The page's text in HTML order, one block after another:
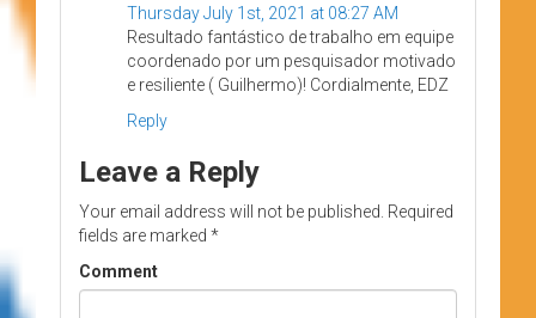
Thursday July 1st, 2021 at 08:27 AM
Resultado fantástico de trabalho em equipe
coordenado por um pesquisador motivado
e resiliente ( Guilhermo)! Cordialmente, EDZ
Reply
Leave a Reply
Your email address will not be published. Required
fields are marked *
Comment